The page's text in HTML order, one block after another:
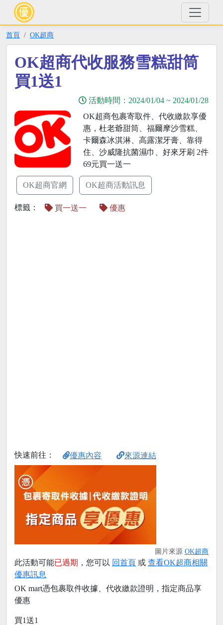
首頁 OK超商
OK超商代收服務雪糕甜筒
買1送1
活動時間： 2024/01/04 ~ 2024/01/28
OK超商包裹寄取件、代收繳款享優
惠，杜老爺甜筒、福爾摩沙雪糕、
卡爾森冰淇淋、高露潔牙膏、靠得
住、沙威隆抗菌濕巾、好來牙刷 2件
69元買一送一
OK超商官網 OK超商活動訊息
標籤： 買一送一 優惠
快速前往： 優惠內容 來源連結
圖片來源 OK超商
此活動可能已過期 ，您可以 回首頁 或 查看OK超商相關
優惠訊息
OK mart憑包裹取件收據、代收繳款證明，指定商品享
優惠
買1送1